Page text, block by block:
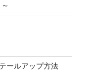
ールアップ方法